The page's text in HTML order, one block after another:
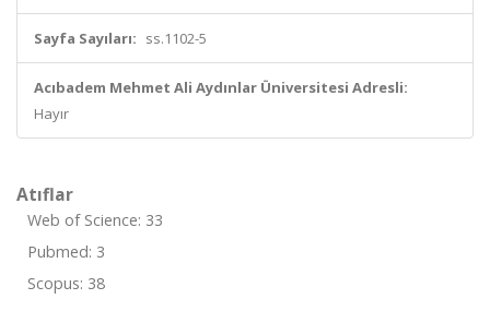
Sayfa Sayıları: ss.1102-5
Acıbadem Mehmet Ali Aydınlar Üniversitesi Adresli:
Hayır
Atıflar
Web of Science: 33
Pubmed: 3
Scopus: 38